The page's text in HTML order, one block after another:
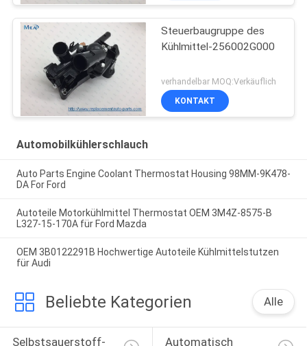
Steuerbaugruppe des
Kühlmittel-256002G000
verhandelbar MOQ:Verkäuflich
KONTAKT
Automobilkühlerschlauch
Auto Parts Engine Coolant Thermostat Housing 98MM-9K478-
DA For Ford
Autoteile Motorkühlmittel Thermostat OEM 3M4Z-8575-B
L327-15-170A für Ford Mazda
OEM 3B0122291B Hochwertige Autoteile Kühlmittelstutzen
für Audi
Beliebte Kategorien Alle
Selbstsauerstoff- Automatisch